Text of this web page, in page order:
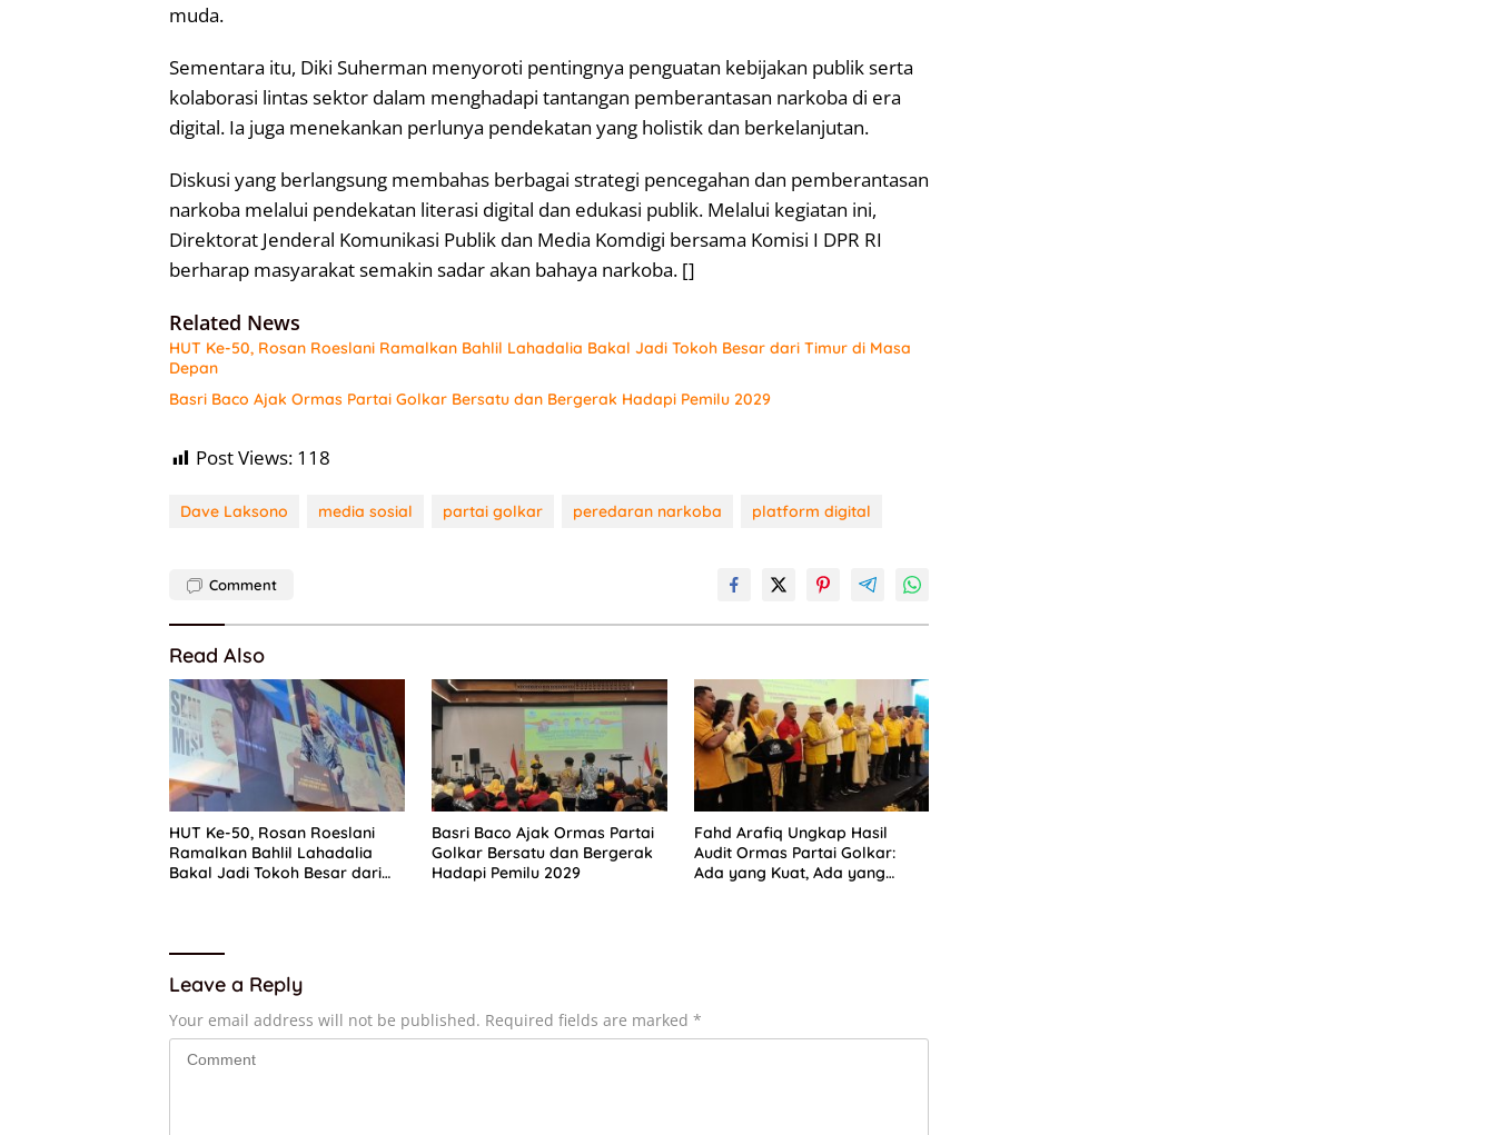
muda.
Sementara itu, Diki Suherman menyoroti pentingnya penguatan kebijakan publik serta
kolaborasi lintas sektor dalam menghadapi tantangan pemberantasan narkoba di era
digital. Ia juga menekankan perlunya pendekatan yang holistik dan berkelanjutan.
Diskusi yang berlangsung membahas berbagai strategi pencegahan dan pemberantasan
narkoba melalui pendekatan literasi digital dan edukasi publik. Melalui kegiatan ini,
Direktorat Jenderal Komunikasi Publik dan Media Komdigi bersama Komisi I DPR RI
berharap masyarakat semakin sadar akan bahaya narkoba. []
Related News
HUT Ke-50, Rosan Roeslani Ramalkan Bahlil Lahadalia Bakal Jadi Tokoh Besar dari Timur di Masa
Depan
Basri Baco Ajak Ormas Partai Golkar Bersatu dan Bergerak Hadapi Pemilu 2029
Post Views: 118
Dave Laksono media sosial partai golkar peredaran narkoba platform digital
Comment
Read Also
HUT Ke-50, Rosan Roeslani
Ramalkan Bahlil Lahadalia
Bakal Jadi Tokoh Besar dari
Basri Baco Ajak Ormas Partai
Golkar Bersatu dan Bergerak
Hadapi Pemilu 2029
Fahd Arafiq Ungkap Hasil
Audit Ormas Partai Golkar:
Ada yang Kuat, Ada yang
Leave a Reply
Your email address will not be published. Required fields are marked *